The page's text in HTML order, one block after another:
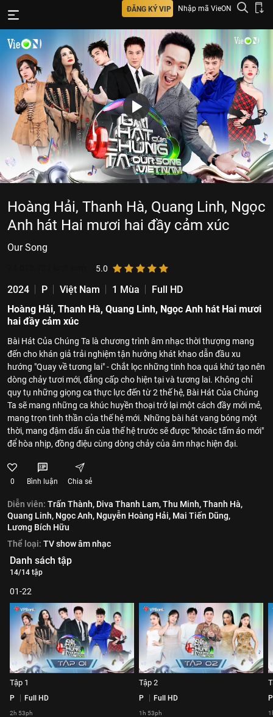
ĐĂNG KÝ VIP Nhập mã VieON
Hoàng Hải, Thanh Hà, Quang Linh, Ngọc
Anh hát Hai mươi hai đầy cảm xúc
Our Song
5.0
2024 P Việt Nam 1 Mùa
Full HD
Hoàng Hải, Thanh Hà, Quang Linh, Ngọc Anh hát Hai mươi
hai đầy cảm xúc
Bài Hát Của Chúng Ta là chương trình âm nhạc thời thượng mang
đến cho khán giả trải nghiệm tận hưởng khát khao dẫn đầu xu
hướng "Quay về tương lai" - Chắt lọc những tinh hoa quá khứ tạo nên
dòng chảy tươi mới, đẳng cấp cho hiện tại và tương lai. Không chỉ
quy tụ những giọng ca thực lực đến từ 2 thế hệ, Bài Hát Của Chúng
Ta sẽ mang những ca khúc huyền thoại trở lại một cách đầy mới mẻ,
mang trọn tinh thần của thế hệ mới. Những bài hát vang bóng một
thời, mang đậm dấu ấn của thế hệ trước sẽ được "khoác tấm áo mới"
để hòa nhịp, đồng điệu cùng dòng chảy của âm nhạc hiện đại.
0 Bình luận Chia sẻ
Diễn viên: Trấn Thành, Diva Thanh Lam,Thu Minh,Thanh Hà,
Quang Linh, Ngọc Anh, Nguyễn Hoàng Hải, Mai Tiến Dũng,
Lương Bích Hữu
Thể loại: TV show âm nhạc
Danh sách tập
14/14 tập
01-22
Tập 1
P Full HD
2h 53ph
Tập 2
P Full HD
1h 53ph
P